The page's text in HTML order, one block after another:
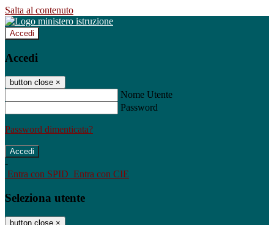
Salta al contenuto
Accedi
Accedi
button close ×
Nome Utente
Password
Password dimenticata?
-
Entra con SPID Entra con CIE
Seleziona utente
button close ×